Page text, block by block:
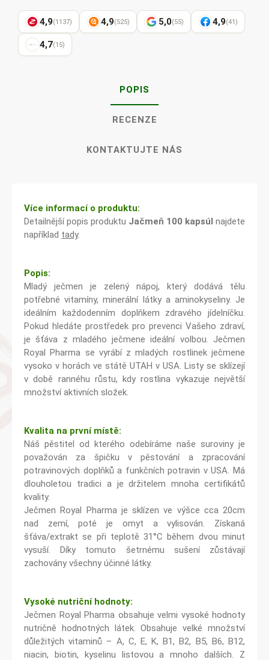
4,9(1137) 4,9(525) 5,0(55) 4,9(41)
4,7(15)
POPIS
RECENZE
KONTAKTUJTE NÁS
Více informací o produktu:
Detailnější popis produktu Jačmeň 100 kapsúl najdete
například tady.
Popis:
Mladý ječmen je zelený nápoj, který dodává tělu
potřebné vitamíny, minerální látky a aminokyseliny. Je
ideálním každodenním doplňkem zdravého jídelníčku.
Pokud hledáte prostředek pro prevenci Vašeho zdraví,
je šťáva z mladého ječmene ideální volbou. Ječmen
Royal Pharma se vyrábí z mladých rostlinek ječmene
vysoko v horách ve státě UTAH v USA. Listy se sklízejí
v době rannéhu růstu, kdy rostlina vykazuje největší
množství aktivních složek.
Kvalita na první místě:
Náš pěstitel od kterého odebíráme naše suroviny je
považován za špičku v pěstování a zpracování
potravinových doplňků a funkčních potravin v USA. Má
dlouholetou tradici a je držitelem mnoha certifikátů
kvality.
Ječmen Royal Pharma je sklízen ve výšce cca 20cm
nad zemí, poté je omyt a vylisován. Získaná
šťáva/extrakt se při teplotě 31°C během dvou minut
vysuší. Díky tomuto šetrnému sušení zůstávají
zachovány všechny účinné látky.
Vysoké nutriční hodnoty:
Ječmen Royal Pharma obsahuje velmi vysoké hodnoty
nutričně hodnotných látek. Obsahuje velké množství
důležitých vitaminů – A, C, E, K, B1, B2, B5, B6, B12,
niacin, biotin, kyselinu listovou a mnoho dalších. Z